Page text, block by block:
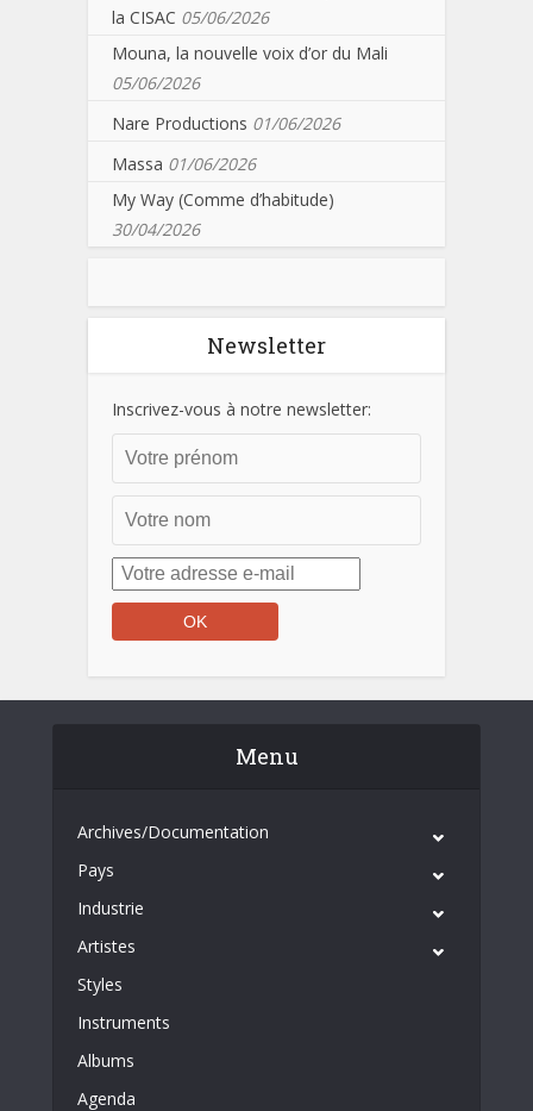
la CISAC 05/06/2026
Mouna, la nouvelle voix d’or du Mali
05/06/2026
Nare Productions 01/06/2026
Massa 01/06/2026
My Way (Comme d’habitude)
30/04/2026
Newsletter
Inscrivez-vous à notre newsletter:
Menu
Archives/Documentation
Pays
Industrie
Artistes
Styles
Instruments
Albums
Agenda